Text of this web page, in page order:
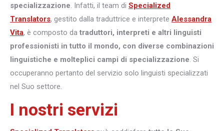
specializzazione. Infatti, il team di Specialized
Translators, gestito dalla traduttrice e interprete Alessandra
Vita, è composto da traduttori, interpreti e altri linguisti
professionisti in tutto il mondo, con diverse combinazioni
linguistiche e molteplici campi di specializzazione. Si
occuperanno pertanto del servizio solo linguisti specializzati
nel Suo settore.
I nostri servizi